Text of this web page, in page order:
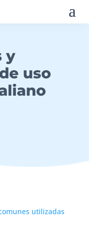
y
uso